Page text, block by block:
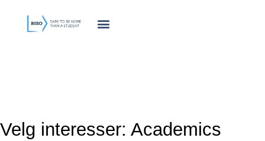
innholdet
Velg interesser: Academics